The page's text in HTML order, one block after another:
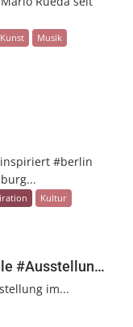
Kunst
Musik
#berlin
Kultur
#Ausstellun…
im...